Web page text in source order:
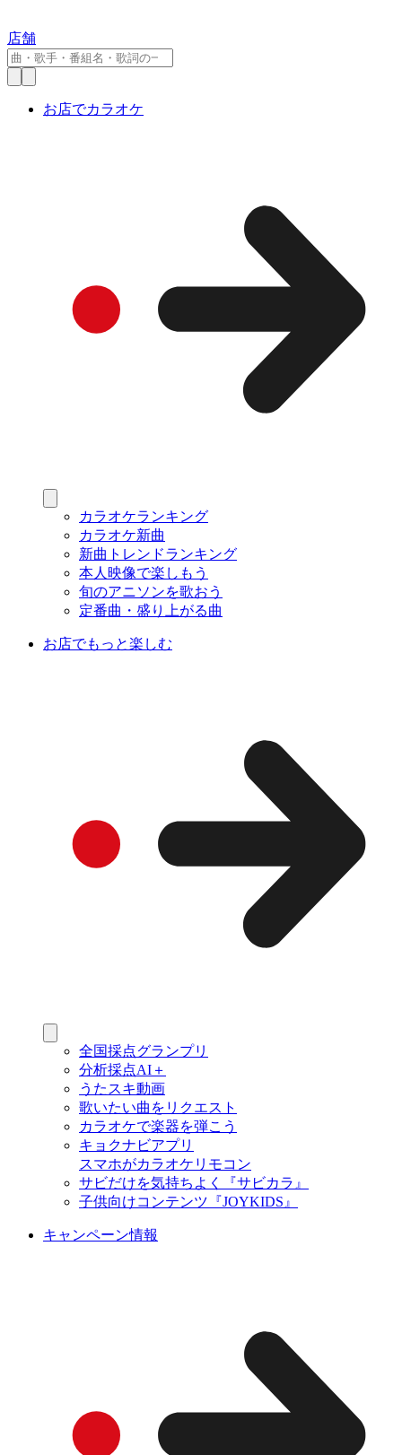
店舗
お店でカラオケ
カラオケランキング
カラオケ新曲
新曲トレンドランキング
本人映像で楽しもう
旬のアニソンを歌おう
定番曲・盛り上がる曲
お店でもっと楽しむ
全国採点グランプリ
分析採点AI＋
うたスキ動画
歌いたい曲をリクエスト
カラオケで楽器を弾こう
キョクナビアプリ
スマホがカラオケリモコン
サビだけを気持ちよく『サビカラ』
子供向けコンテンツ『JOYKIDS』
キャンペーン情報